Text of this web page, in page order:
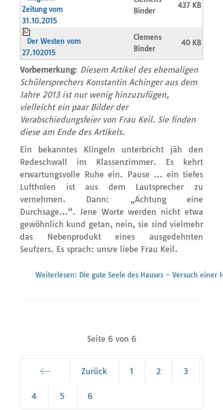
Zeitung vom
31.10.2015
Binder
437 KB
Der Westen vom
27.102015
Clemens
Binder
40 KB
Vorbemerkung: Diesem Artikel des ehemaligen
Schülersprechers Konstantin Achinger aus dem
Jahre 2013 ist nur wenig hinzuzufügen,
vielleicht ein paar Bilder der
Verabschiedungsfeier von Frau Keil. Sie finden
diese am Ende des Artikels.
Ein bekanntes Klingeln unterbricht jäh den
Redeschwall im Klassenzimmer. Es kehrt
erwartungsvolle Ruhe ein. Pause … ein tiefes
Luftholen ist aus dem Lautsprecher zu
vernehmen. Dann: „Achtung eine
Durchsage…“. Jene Worte werden nicht etwa
gewöhnlich kund getan, nein, sie sind vielmehr
das Nebenprodukt eines ausgedehnten
Seufzers. Es sprach: unsre liebe Frau Keil.
Weiterlesen: Die gute Seele des Hauses – Versuch
Seite 6 von 6
Zurück 1 2 3
4 5 6